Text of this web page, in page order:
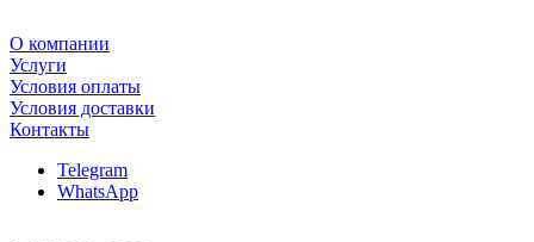
О компании
Услуги
Условия оплаты
Условия доставки
Контакты
Telegram
WhatsApp